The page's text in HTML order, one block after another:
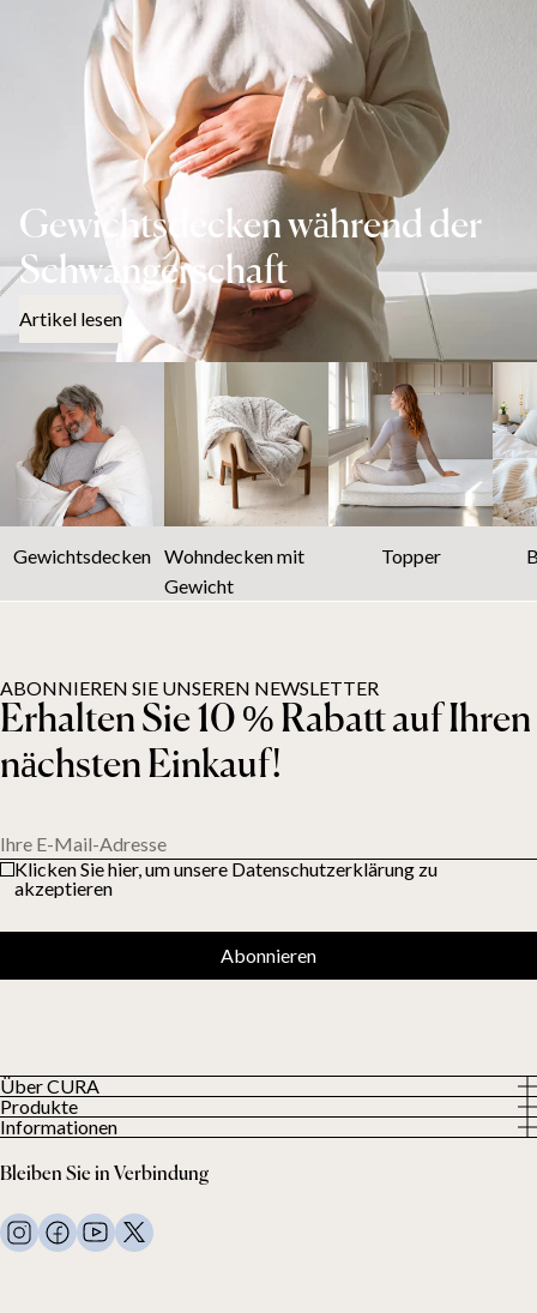
Gewichtsdecken während der
Schwangerschaft
Artikel lesen
Gewichtsdecken Wohndecken mit
Gewicht
Topper
Über CURA
Über uns
Unsere Kunden
Produkte
Alle Produkte
Gewichtsdecken
Bettwäsche
Kissen und mehr
Informationen
Allgemeine Geschäftsbedingungen
FAQ
Kontaktiere uns
Bleiben Sie in Verbindung
ABONNIEREN SIE UNSEREN NEWSLETTER
Erhalten Sie 10 % Rabatt auf Ihren
nächsten Einkauf!
Ihre E-Mail-Adresse
Klicken Sie hier, um unsere Datenschutzerklärung zu
akzeptieren
Abonnieren